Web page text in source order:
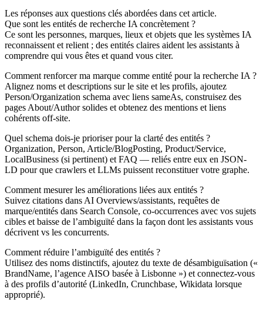
Les réponses aux questions clés abordées dans cet article.
Que sont les entités de recherche IA concrètement ?
Ce sont les personnes, marques, lieux et objets que les systèmes IA
reconnaissent et relient ; des entités claires aident les assistants à
comprendre qui vous êtes et quand vous citer.
Comment renforcer ma marque comme entité pour la recherche IA ?
Alignez noms et descriptions sur le site et les profils, ajoutez
Person/Organization schema avec liens sameAs, construisez des
pages About/Author solides et obtenez des mentions et liens
cohérents off-site.
Quel schema dois-je prioriser pour la clarté des entités ?
Organization, Person, Article/BlogPosting, Product/Service,
LocalBusiness (si pertinent) et FAQ — reliés entre eux en JSON-
LD pour que crawlers et LLMs puissent reconstituer votre graphe.
Comment mesurer les améliorations liées aux entités ?
Suivez citations dans AI Overviews/assistants, requêtes de
marque/entités dans Search Console, co‑occurrences avec vos sujets
cibles et baisse de l’ambiguïté dans la façon dont les assistants vous
décrivent vs les concurrents.
Comment réduire l’ambiguïté des entités ?
Utilisez des noms distinctifs, ajoutez du texte de désambiguïsation («
BrandName, l’agence AISO basée à Lisbonne ») et connectez-vous
à des profils d’autorité (LinkedIn, Crunchbase, Wikidata lorsque
approprié).